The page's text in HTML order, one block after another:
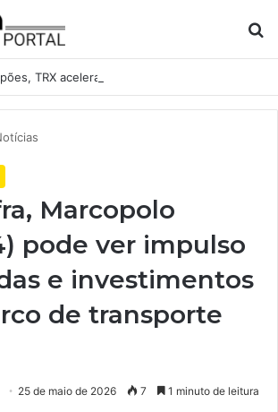
Marcopolo
pode ver impulso
e investimentos
de transporte
25 de maio de 2026 7 1 minuto de leitura